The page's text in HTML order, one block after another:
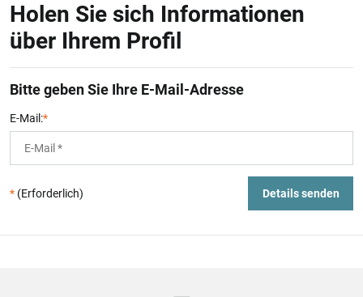
Holen Sie sich Informationen
über Ihrem Profil
Bitte geben Sie Ihre E-Mail-Adresse
E-Mail:*
* (Erforderlich) Details senden